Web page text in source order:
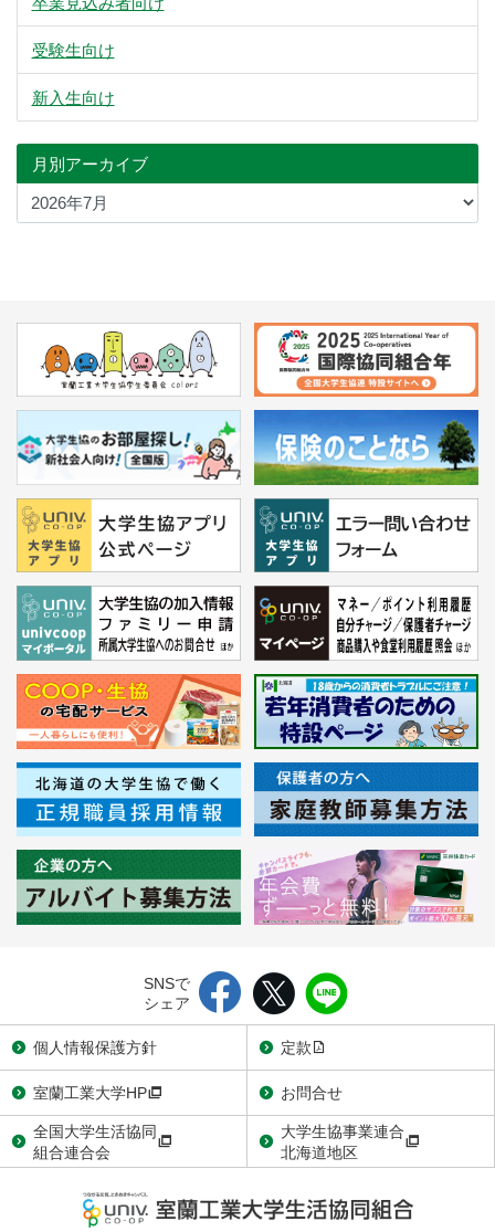
受験生向け
新入生向け
月別アーカイブ
SNSで
シェア
個人情報保護方針
定款
室蘭工業大学HP
お問合せ
全国大学生活協同
組合連合会
大学生協事業連合
北海道地区